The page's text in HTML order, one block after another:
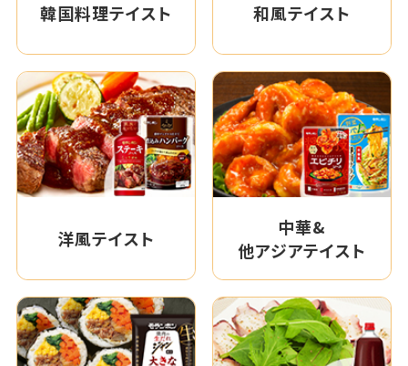
韓国料理テイスト 和風テイスト
洋風テイスト
中華&
他アジアテイスト